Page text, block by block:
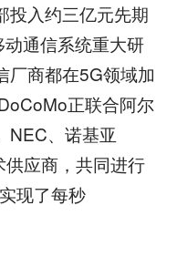
投入约三亿元先期
通信系统重大研
厂商都在5G领域加
正联合阿尔
NEC、诺基亚
应商，共同进行
现了每秒